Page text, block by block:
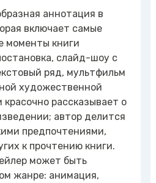
аннотация в
включает самые
моменты книги
слайд-шоу с
ряд, мультфильм
художественной
рассказывает о
автор делится
предпочтениями,
к прочтению книги.
может быть
жанре: анимация,